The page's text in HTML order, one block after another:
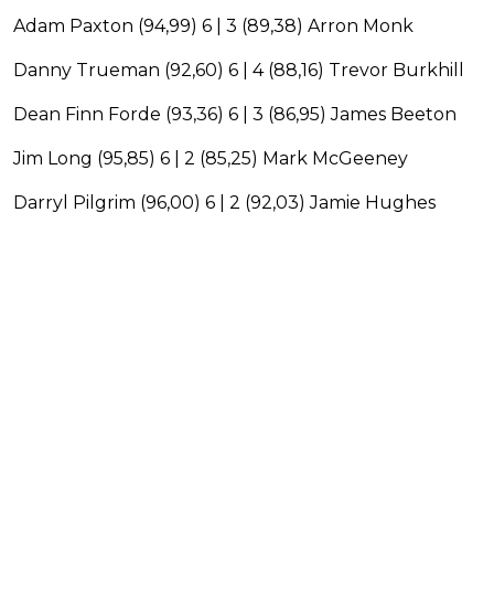
Adam Paxton (94,99) 6 | 3 (89,38) Arron Monk
Danny Trueman (92,60) 6 | 4 (88,16) Trevor Burkhill
Dean Finn Forde (93,36) 6 | 3 (86,95) James Beeton
Jim Long (95,85) 6 | 2 (85,25) Mark McGeeney
Darryl Pilgrim (96,00) 6 | 2 (92,03) Jamie Hughes